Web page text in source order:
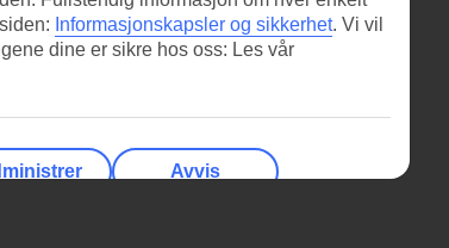
Informasjonskapsler og sikkerhet. Vi vil
dine er sikre hos oss: Les vår
Avvis